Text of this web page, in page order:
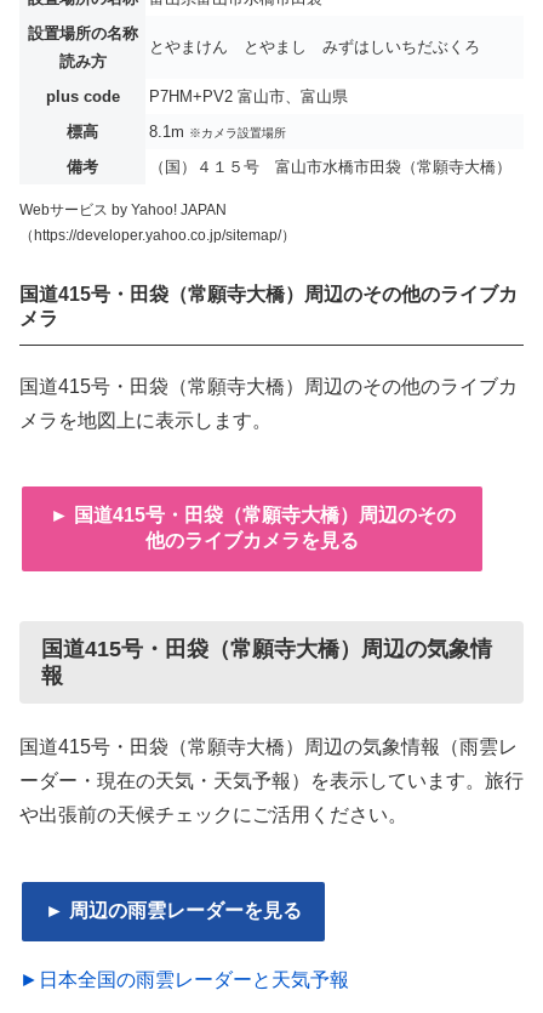
設置場所の名称
読み方
とやまけん とやまし みずはしいちだぶくろ
plus code
P7HM+PV2 富山市、富山県
標高
8.1m ※カメラ設置場所
備考 （国）４１５号 富山市水橋市田袋（常願寺大橋）
Webサービス by Yahoo! JAPAN
（https://developer.yahoo.co.jp/sitemap/）
国道415号・田袋（常願寺大橋）周辺のその他のライブカ
メラ
国道415号・田袋（常願寺大橋）周辺のその他のライブカ
メラを地図上に表示します。
► 国道415号・田袋（常願寺大橋）周辺のその
他のライブカメラを見る
国道415号・田袋（常願寺大橋）周辺の気象情
報
国道415号・田袋（常願寺大橋）周辺の気象情報（雨雲レ
ーダー・現在の天気・天気予報）を表示しています。旅行
や出張前の天候チェックにご活用ください。
► 周辺の雨雲レーダーを見る
►日本全国の雨雲レーダーと天気予報